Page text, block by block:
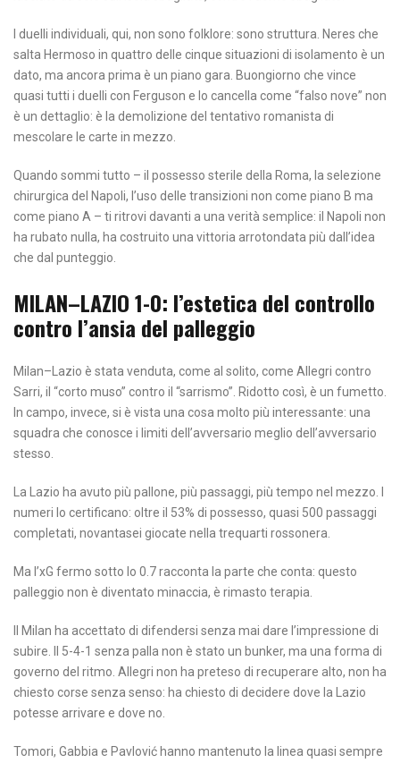
I duelli individuali, qui, non sono folklore: sono struttura. Neres che
salta Hermoso in quattro delle cinque situazioni di isolamento è un
dato, ma ancora prima è un piano gara. Buongiorno che vince
quasi tutti i duelli con Ferguson e lo cancella come “falso nove” non
è un dettaglio: è la demolizione del tentativo romanista di
mescolare le carte in mezzo.
Quando sommi tutto – il possesso sterile della Roma, la selezione
chirurgica del Napoli, l’uso delle transizioni non come piano B ma
come piano A – ti ritrovi davanti a una verità semplice: il Napoli non
ha rubato nulla, ha costruito una vittoria arrotondata più dall’idea
che dal punteggio.
MILAN–LAZIO 1-0: l’estetica del controllo
contro l’ansia del palleggio
Milan–Lazio è stata venduta, come al solito, come Allegri contro
Sarri, il “corto muso” contro il “sarrismo”. Ridotto così, è un fumetto.
In campo, invece, si è vista una cosa molto più interessante: una
squadra che conosce i limiti dell’avversario meglio dell’avversario
stesso.
La Lazio ha avuto più pallone, più passaggi, più tempo nel mezzo. I
numeri lo certificano: oltre il 53% di possesso, quasi 500 passaggi
completati, novantasei giocate nella trequarti rossonera.
Ma l’xG fermo sotto lo 0.7 racconta la parte che conta: questo
palleggio non è diventato minaccia, è rimasto terapia.
Il Milan ha accettato di difendersi senza mai dare l’impressione di
subire. Il 5-4-1 senza palla non è stato un bunker, ma una forma di
governo del ritmo. Allegri non ha preteso di recuperare alto, non ha
chiesto corse senza senso: ha chiesto di decidere dove la Lazio
potesse arrivare e dove no.
Tomori, Gabbia e Pavlović hanno mantenuto la linea quasi sempre